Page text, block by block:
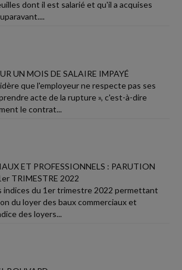
dont il est salarié et qu'il a acquises
UN MOIS DE SALAIRE IMPAYÉ
que l'employeur ne respecte pas ses
acte de la rupture », c'est-à-dire
le contrat...
ET PROFESSIONNELS : PARUTION
TRIMESTRE 2022
indices du 1er trimestre 2022 permettant
du loyer des baux commerciaux et
des loyers...